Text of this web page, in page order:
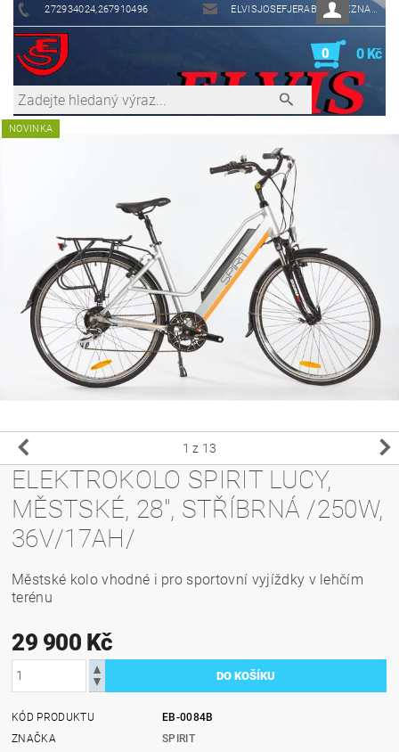
272934024,267910496 ELVISJOSEFJERABEK@SEZNAM.CZ
0 0 Kč
NOVINKA
1 z 13
ELEKTROKOLO SPIRIT LUCY,
MĚSTSKÉ, 28", STŘÍBRNÁ /250W,
36V/17AH/
Městské kolo vhodné i pro sportovní vyjíždky v lehčím
terénu
29 900 Kč
KÓD PRODUKTU
EB-0084B
ZNAČKA
SPIRIT